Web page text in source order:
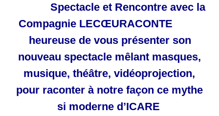
Spectacle et Rencontre avec la
Compagnie LECŒURACONTE
heureuse de vous présenter son
nouveau spectacle mêlant masques,
musique, théâtre, vidéoprojection,
pour raconter à notre façon ce mythe
si moderne d’ICARE